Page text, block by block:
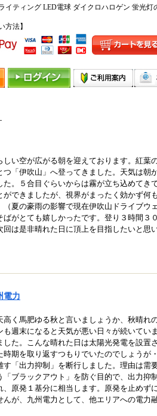
イティング LED電球 ダイクロハロゲン 蛍光灯
方法】
い空が広がる朝を迎えております。紅葉
「伊吹山」へ登ってきました。天気は朝
。５合目ぐらいからは霧が立ち込めてき
ができましたが、視界がまったく効かず
（夏の豪雨の影響で現在伊吹山ドライブウ
がとても嬉しかったです。登り３時間３
は是非晴れた日に頂上を目指したいと思い
電力
く馬肥ゆる秋と言いましょうか、秋晴れ
も週末になると天気が悪い日々が続いて
た。こんな晴れた日は太陽光発電を設置
時期を取り返すつもりでいたのでしょう
「出力抑制」を断行しました。理由は需
ブラックアウト」を防ぐ目的で、出力抑
、原発１基分に相当します。原発を止めず
んが、九州電力として、他エリアへの電力